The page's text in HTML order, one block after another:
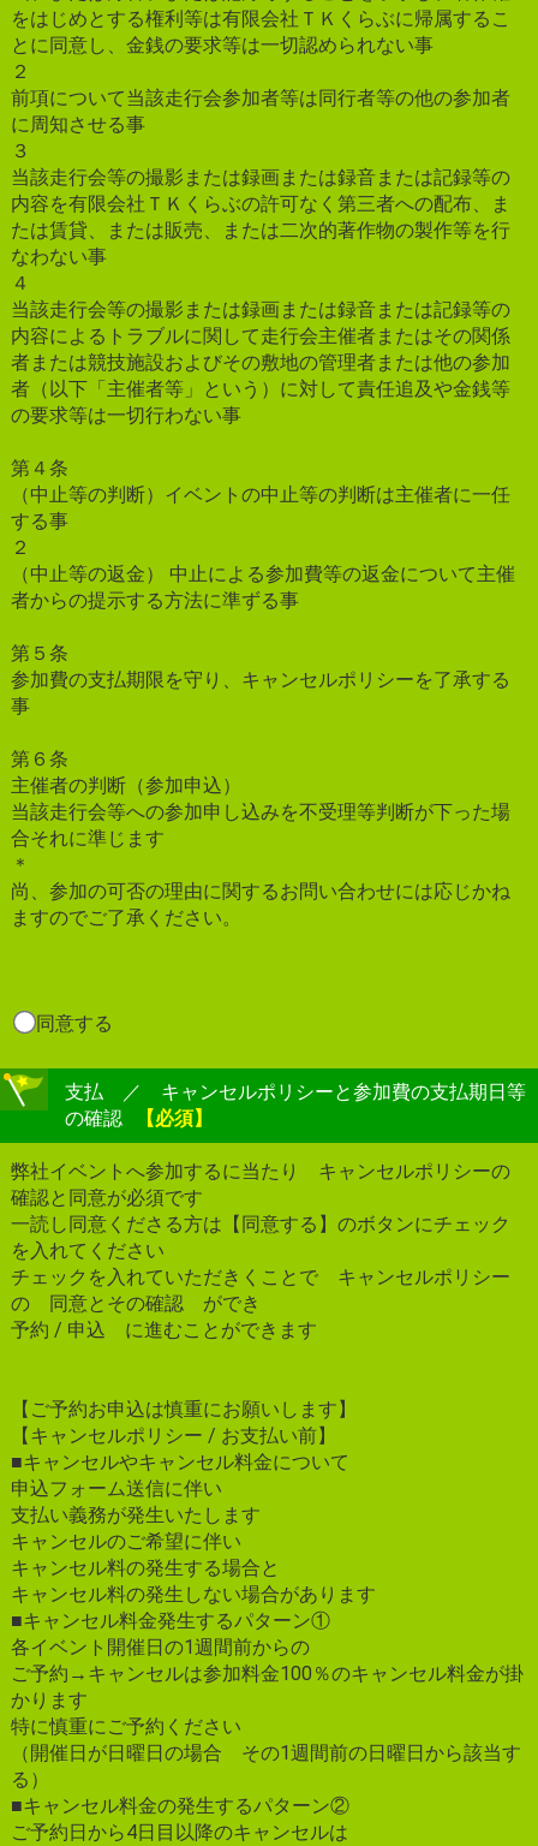
をはじめとする権利等は有限会社ＴＫくらぶに帰属するこ
とに同意し、金銭の要求等は一切認められない事
２
前項について当該走行会参加者等は同行者等の他の参加者
に周知させる事
３
当該走行会等の撮影または録画または録音または記録等の
内容を有限会社ＴＫくらぶの許可なく第三者への配布、ま
たは賃貸、または販売、または二次的著作物の製作等を行
なわない事
４
当該走行会等の撮影または録画または録音または記録等の
内容によるトラブルに関して走行会主催者またはその関係
者または競技施設およびその敷地の管理者または他の参加
者（以下「主催者等」という）に対して責任追及や金銭等
の要求等は一切行わない事
第４条
（中止等の判断）イベントの中止等の判断は主催者に一任
する事
２
（中止等の返金） 中止による参加費等の返金について主催
者からの提示する方法に準ずる事
第５条
参加費の支払期限を守り、キャンセルポリシーを了承する
事
第６条
主催者の判断（参加申込）
当該走行会等への参加申し込みを不受理等判断が下った場
合それに準じます
＊
尚、参加の可否の理由に関するお問い合わせには応じかね
ますのでご了承ください。
同意する
支払 ／ キャンセルポリシーと参加費の支払期日等
の確認
【必須】
弊社イベントへ参加するに当たり キャンセルポリシーの
確認と同意が必須です
一読し同意くださる方は【同意する】のボタンにチェック
を入れてください
チェックを入れていただきくことで キャンセルポリシー
の 同意とその確認 ができ
予約 / 申込 に進むことができます
【ご予約お申込は慎重にお願いします】
【キャンセルポリシー / お支払い前】
■キャンセルやキャンセル料金について
申込フォーム送信に伴い
支払い義務が発生いたします
キャンセルのご希望に伴い
キャンセル料の発生する場合と
キャンセル料の発生しない場合があります
■キャンセル料金発生するパターン①
各イベント開催日の1週間前からの
ご予約→キャンセルは参加料金100％のキャンセル料金が掛
かります
特に慎重にご予約ください
（開催日が日曜日の場合 その1週間前の日曜日から該当す
る）
■キャンセル料金の発生するパターン②
ご予約日から4日目以降のキャンセルは